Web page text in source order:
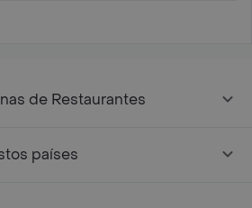
de Restaurantes
países